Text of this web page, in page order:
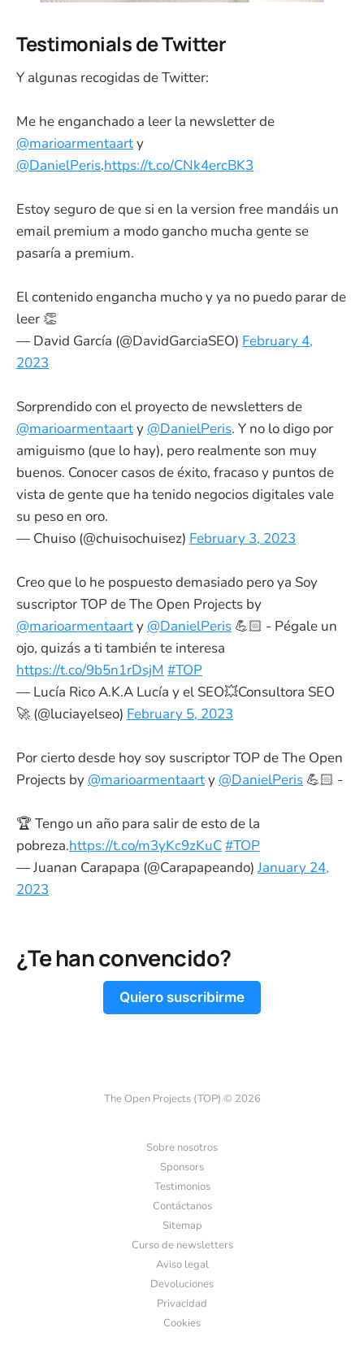
Testimonials de Twitter
Y algunas recogidas de Twitter:
Me he enganchado a leer la newsletter de
@marioarmentaarty
@DanielPeris.https://t.co/CNk4ercBK3
Estoy seguro de que si en la version free mandáis un
email premium a modo gancho mucha gente se
pasaría a premium.
El contenido engancha mucho y ya no puedo parar de
leer 👏
— David García (@DavidGarciaSEO) February 4,
2023
Sorprendido con el proyecto de newsletters de
@marioarmentaarty @DanielPeris. Y no lo digo por
amiguismo (que lo hay), pero realmente son muy
buenos. Conocer casos de éxito, fracaso y puntos de
vista de gente que ha tenido negocios digitales vale
su peso en oro.
— Chuiso (@chuisochuisez) February 3, 2023
Creo que lo he pospuesto demasiado pero ya Soy
suscriptor TOP de The Open Projects by
@marioarmentaarty @DanielPeris 💪🏻 - Pégale un
ojo, quizás a ti también te interesa
https://t.co/9b5n1rDsjM #TOP
— Lucía Rico A.K.A Lucía y el SEO💥Consultora SEO
🚀 (@luciayelseo) February 5, 2023
Por cierto desde hoy soy suscriptor TOP de The Open
Projects by @marioarmentaarty @DanielPeris 💪🏻 -
🏆 Tengo un año para salir de esto de la
pobreza.https://t.co/m3yKc9zKuC#TOP
— Juanan Carapapa (@Carapapeando)January 24,
2023
¿Te han convencido?
Quiero suscribirme
The Open Projects (TOP) © 2026
Sobre nosotros
Sponsors
Testimonios
Contáctanos
Sitemap
Curso de newsletters
Aviso legal
Devoluciones
Privacidad
Cookies